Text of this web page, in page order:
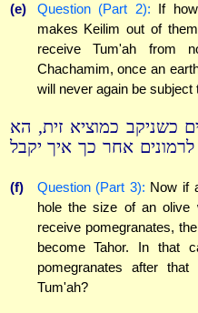
(e) Question (Part 2): If
makes Keilim out of
receive Tum'ah from
Chachamim, once an
will never again be subject
כשניקב כמוציא זית, הא
אחר כך איך יקבל
(f) Question (Part 3): Now if
hole the size of an olive
receive pomegranates,
become Tahor. In that
pomegranates after
Tum'ah?